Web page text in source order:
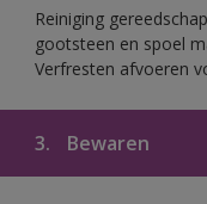
Reiniging
gootsteen en spoel
Verfresten afvoeren
3. Bewaren